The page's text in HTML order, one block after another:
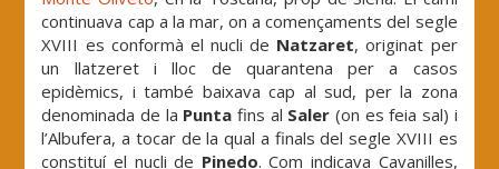
continuava cap a la mar, on a començaments del segle
XVIII es conformà el nucli de Natzaret, originat per
un llatzeret i lloc de quarantena per a casos
epidèmics, i també baixava cap al sud, per la zona
denominada de la Punta fins al Saler (on es feia sal) i
l’Albufera, a tocar de la qual a finals del segle XVIII es
constituí el nucli de Pinedo. Com indicava Cavanilles,